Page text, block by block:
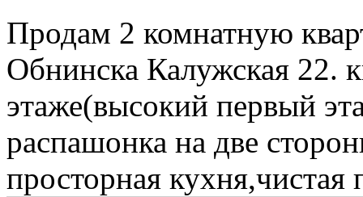
Продам 2 комнатную
Обнинска Калужская 22.
этаже(высокий первый
распашонка на две
просторная